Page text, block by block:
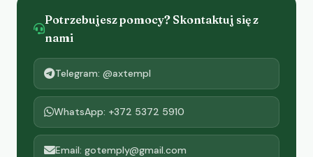
Potrzebujesz pomocy? Skontaktuj się z
nami
Telegram: @axtempl
WhatsApp: +372 5372 5910
Email: gotemply@gmail.com